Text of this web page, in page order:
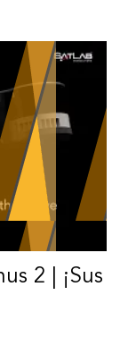
2 | ¡Sus